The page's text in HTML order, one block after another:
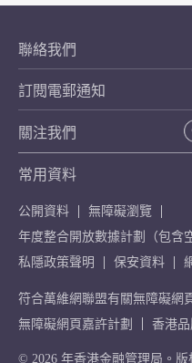
聯絡我們
訂閱電郵通知
關注我們
常用資料
公開資料
無障礙瀏覽
年度整合開放數據計劃（包含
私隱政策聲明
保安資料
符合萬維網聯盟有關無障礙網
無障礙網頁嘉許計劃
香港
© 2026 年香港金融管理局。版